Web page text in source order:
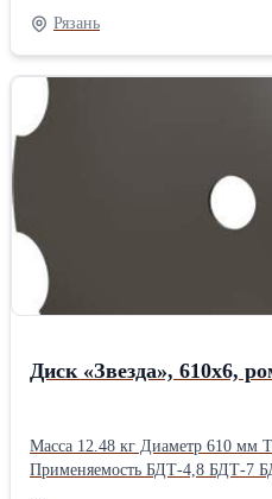
Рязань
Диск «Звезда», 610х6,
Масса 12.48 кг Диаметр 610 мм
Применяемость БДТ-4,8 БДТ-7